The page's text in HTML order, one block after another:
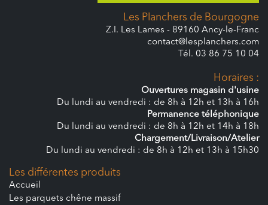
Les Planchers de Bourgogne
Z.I. Les Lames - 89160 Ancy-le-Franc
contact@lesplanchers.com
Tél. 03 86 75 10 04
Horaires :
Ouvertures magasin d'usine
Du lundi au vendredi : de 8h à 12h et 13h à 16h
Permanence téléphonique
Du lundi au vendredi : de 8h à 12h et 14h à 18h
Chargement/Livraison/Atelier
Du lundi au vendredi : de 8h à 12h et 13h à 15h30
Les différentes produits
Accueil
Les parquets chêne massif